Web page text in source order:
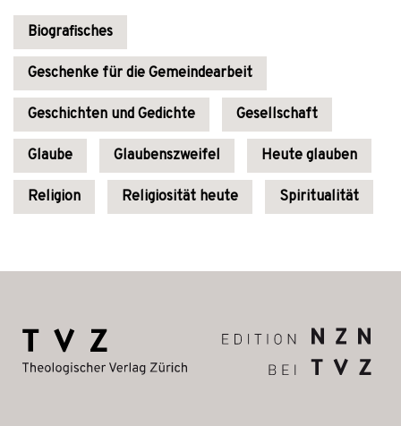
Biografisches
Geschenke für die Gemeindearbeit
Geschichten und Gedichte Gesellschaft
Glaube Glaubenszweifel Heute glauben
Religion Religiosität heute Spiritualität